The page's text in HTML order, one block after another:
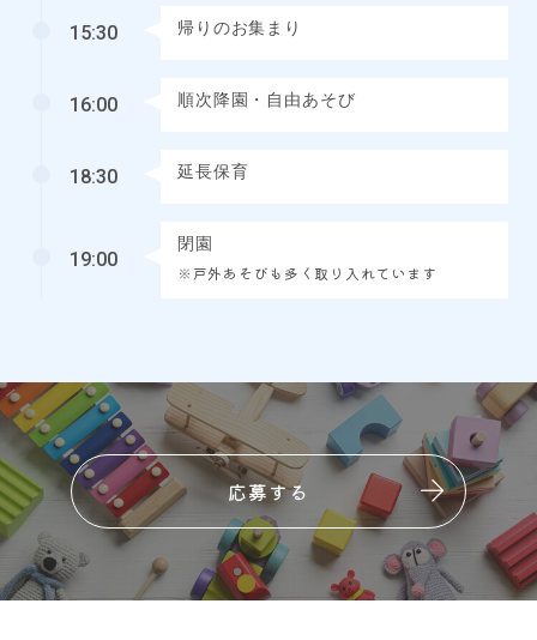
15:30 帰りのお集まり
16:00 順次降園・自由あそび
18:30 延長保育
19:00
閉園
※戸外あそびも多く取り入れています
応募する